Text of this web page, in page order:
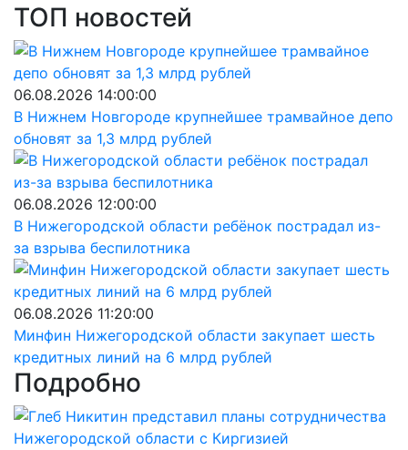
ТОП новостей
06.08.2026 14:00:00
В Нижнем Новгороде крупнейшее трамвайное депо
обновят за 1,3 млрд рублей
06.08.2026 12:00:00
В Нижегородской области ребёнок пострадал из-
за взрыва беспилотника
06.08.2026 11:20:00
Минфин Нижегородской области закупает шесть
кредитных линий на 6 млрд рублей
Подробно